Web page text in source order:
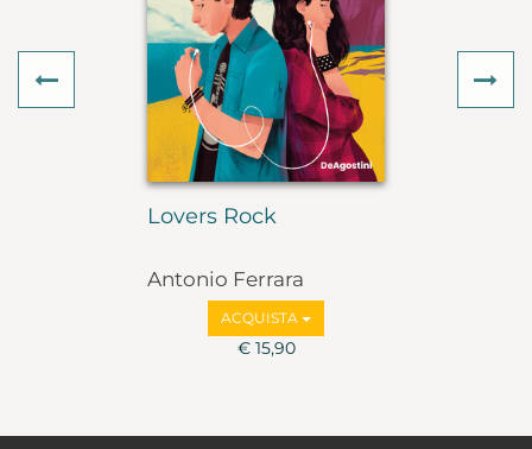
Lovers Rock
Antonio Ferrara
ACQUISTA
€ 15,90
Previous